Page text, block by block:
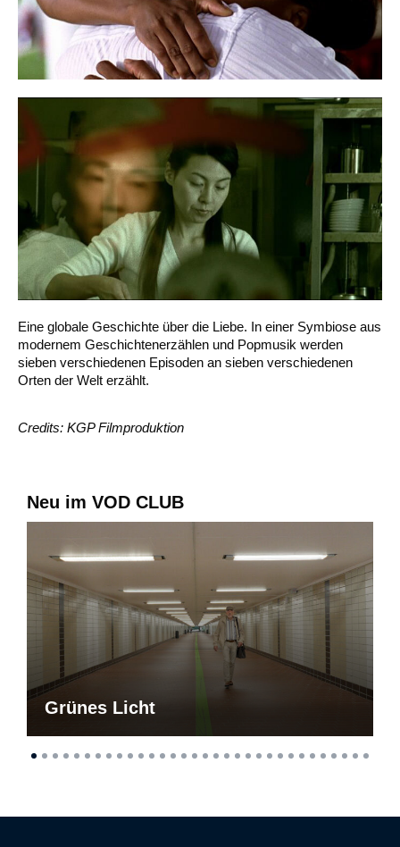
Eine globale Geschichte über die Liebe. In einer Symbiose aus
modernem Geschichtenerzählen und Popmusik werden
sieben verschiedenen Episoden an sieben verschiedenen
Orten der Welt erzählt.
Credits: KGP Filmproduktion
Neu im VOD CLUB
Grünes Licht